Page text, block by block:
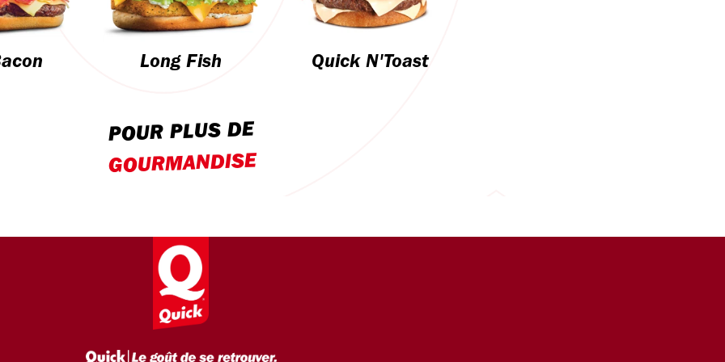
Long Fish Quick N'Toast
POUR PLUS DE
GOURMANDISE